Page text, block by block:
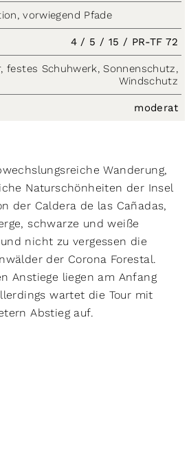
vorwiegend Pfade
4 / 5 / 15 / PR-TF 72
festes Schuhwerk, Sonnenschutz,
Windschutz
moderat
Wanderung,
Naturschönheiten der Insel
der Caldera de las Cañadas,
schwarze und weiße
nicht zu vergessen die
der Corona Forestal.
Anstiege liegen am Anfang
wartet die Tour mit
Abstieg auf.